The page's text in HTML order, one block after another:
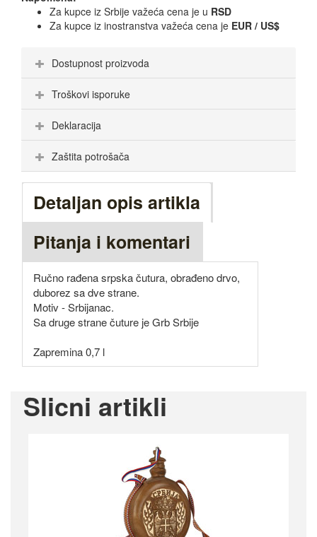
Za kupce iz Srbije važeća cena je u RSD
Za kupce iz inostranstva važeća cena je EUR / US$
Dostupnost proizvoda
Troškovi isporuke
Deklaracija
Zaštita potrošača
Detaljan opis artikla
Pitanja i komentari
Ručno rađena srpska čutura, obrađeno drvo,
duborez sa dve strane.
Motiv - Srbijanac.
Sa druge strane čuture je Grb Srbije
Zapremina 0,7 l
Slicni artikli